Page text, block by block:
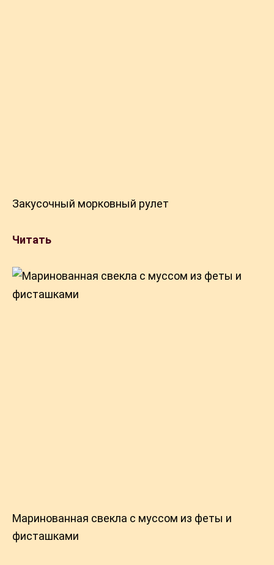
Закусочный морковный рулет
Читать
Маринованная свекла с муссом из феты и
фисташками